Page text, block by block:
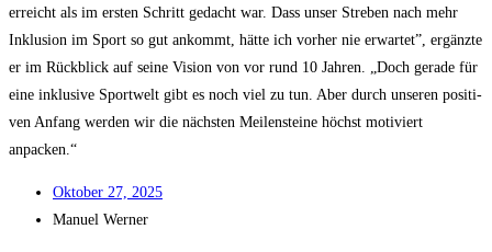
erreicht als im ers­ten Schritt gedacht war. Dass unser Stre­ben nach mehr
Inklu­si­on im Sport so gut ankommt, hät­te ich vor­her nie erwar­tet”, ergänz­te
er im Rück­blick auf sei­ne Visi­on von vor rund 10 Jah­ren. „Doch gera­de für
eine inklu­si­ve Sport­welt gibt es noch viel zu tun. Aber durch unse­ren posi­ti­
ven Anfang wer­den wir die nächs­ten Mei­len­stei­ne höchst moti­viert
anpacken.“
Okto­ber 27, 2025
Manu­el Werner